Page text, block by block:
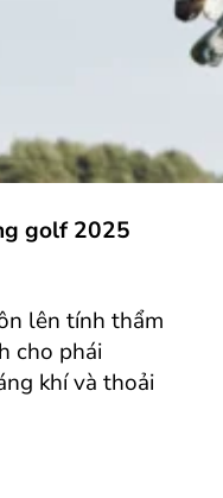
golf 2025
lên tính thẩm
cho phái
khí và thoải